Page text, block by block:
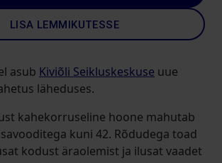
LISA LEMMIKUTESSE
asub Kiviõli Seikluskeskuse uue
läheduses.
kahekorruseline hoone mahutab
kuni 42. Rõdudega toad
kodust äraolemist ja ilusat vaadet